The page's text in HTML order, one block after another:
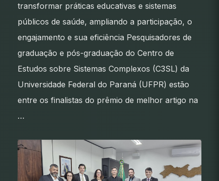
transformar práticas educativas e sistemas
públicos de saúde, ampliando a participação, o
engajamento e sua eficiência Pesquisadores de
graduação e pós-graduação do Centro de
Estudos sobre Sistemas Complexos (C3SL) da
Universidade Federal do Paraná (UFPR) estão
entre os finalistas do prêmio de melhor artigo na
…